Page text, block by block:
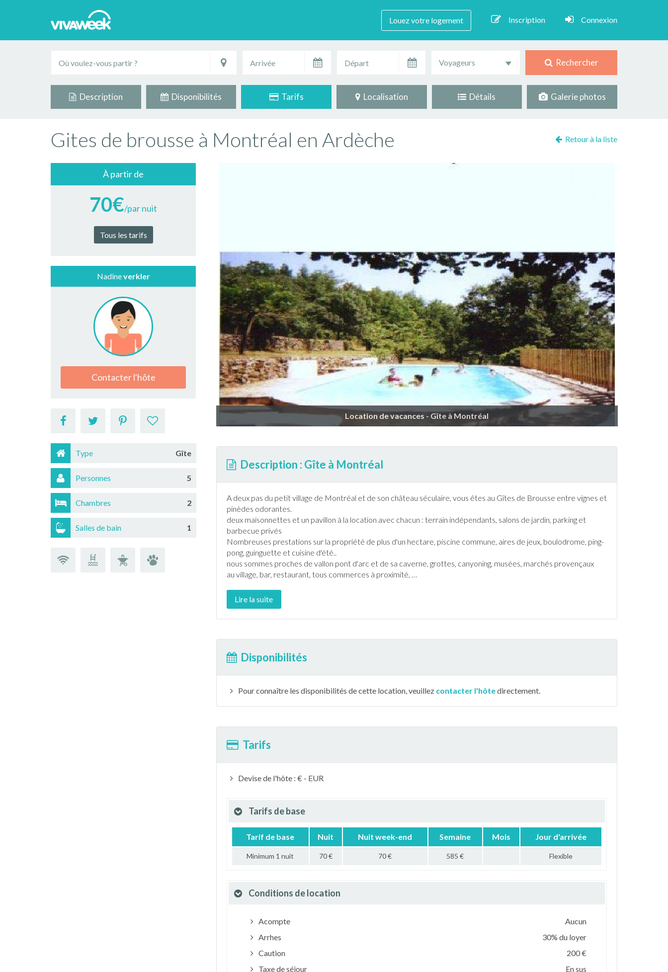
Louez votre logement Inscription Connexion
Voyageurs Rechercher
Description Disponibilités Tarifs Localisation Détails Galerie photos
Gites de brousse à Montréal en Ardèche Retour à la liste
À partir de
70€/par nuit
Tous les tarifs
Nadineverkler
Contacter l'hôte
Type Gîte
Personnes 5
Chambres 2
Salles de bain 1
Location de vacances - Gîte à Montréal
Description : Gîte à Montréal
A deux pas du petit village de Montréal et de son château séculaire, vous êtes au Gîtes de Brousse entre vignes et
pinèdes odorantes.
deux maisonnettes et un pavillon à la location avec chacun : terrain indépendants, salons de jardin, parking et
barbecue privés
Nombreuses prestations sur la propriété de plus d'un hectare, piscine commune, aires de jeux, boulodrome, ping-
pong, guinguette et cuisine d'été..
nous sommes proches de vallon pont d'arc et de sa caverne, grottes, canyoning, musées, marchés provençaux
au village, bar, restaurant, tous commerces à proximité, …
Lire la suite
Disponibilités
Pour connaître les disponibilités de cette location, veuillez contacter l'hôtedirectement.
Tarifs
Devise de l'hôte : € - EUR
Tarifs de base
Tarif de base Nuit Nuit week-end Semaine Mois Jour d'arrivée
Minimum 1 nuit 70 € 70 € 585 € Flexible
Conditions de location
Acompte
Aucun
Arrhes
30% du loyer
Caution
200 €
Taxe de séjour
En sus